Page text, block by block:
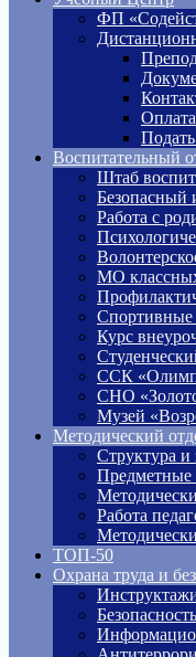
ФП
Оплата
Воспитательный
Штаб
Безопасный
Работа с
МО
Спортивные
Курс
ССК
СНО
Музей
Методический
Структура и
Предметные
Работа
ТОП-50
Охрана труда и